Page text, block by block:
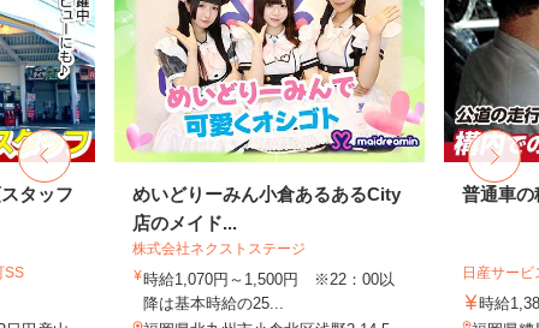
タッフ
SS
めいどりーみん小倉あるあるCity
店のメイド...
株式会社ネクストステージ
時給1,070円～1,500円 ※22：00以
降は基本時給の25...
普通車の
日産サー
時給